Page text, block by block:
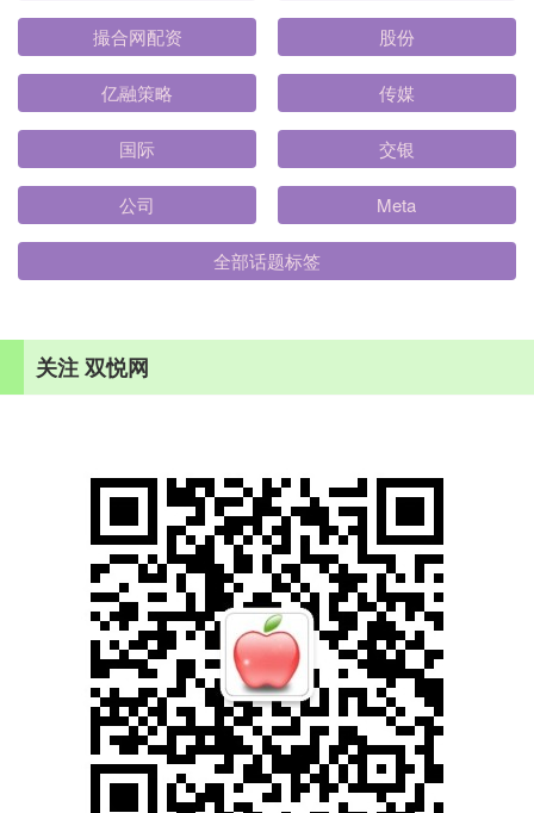
撮合网配资 股份
亿融策略 传媒
国际 交银
公司 Meta
全部话题标签
关注 双悦网